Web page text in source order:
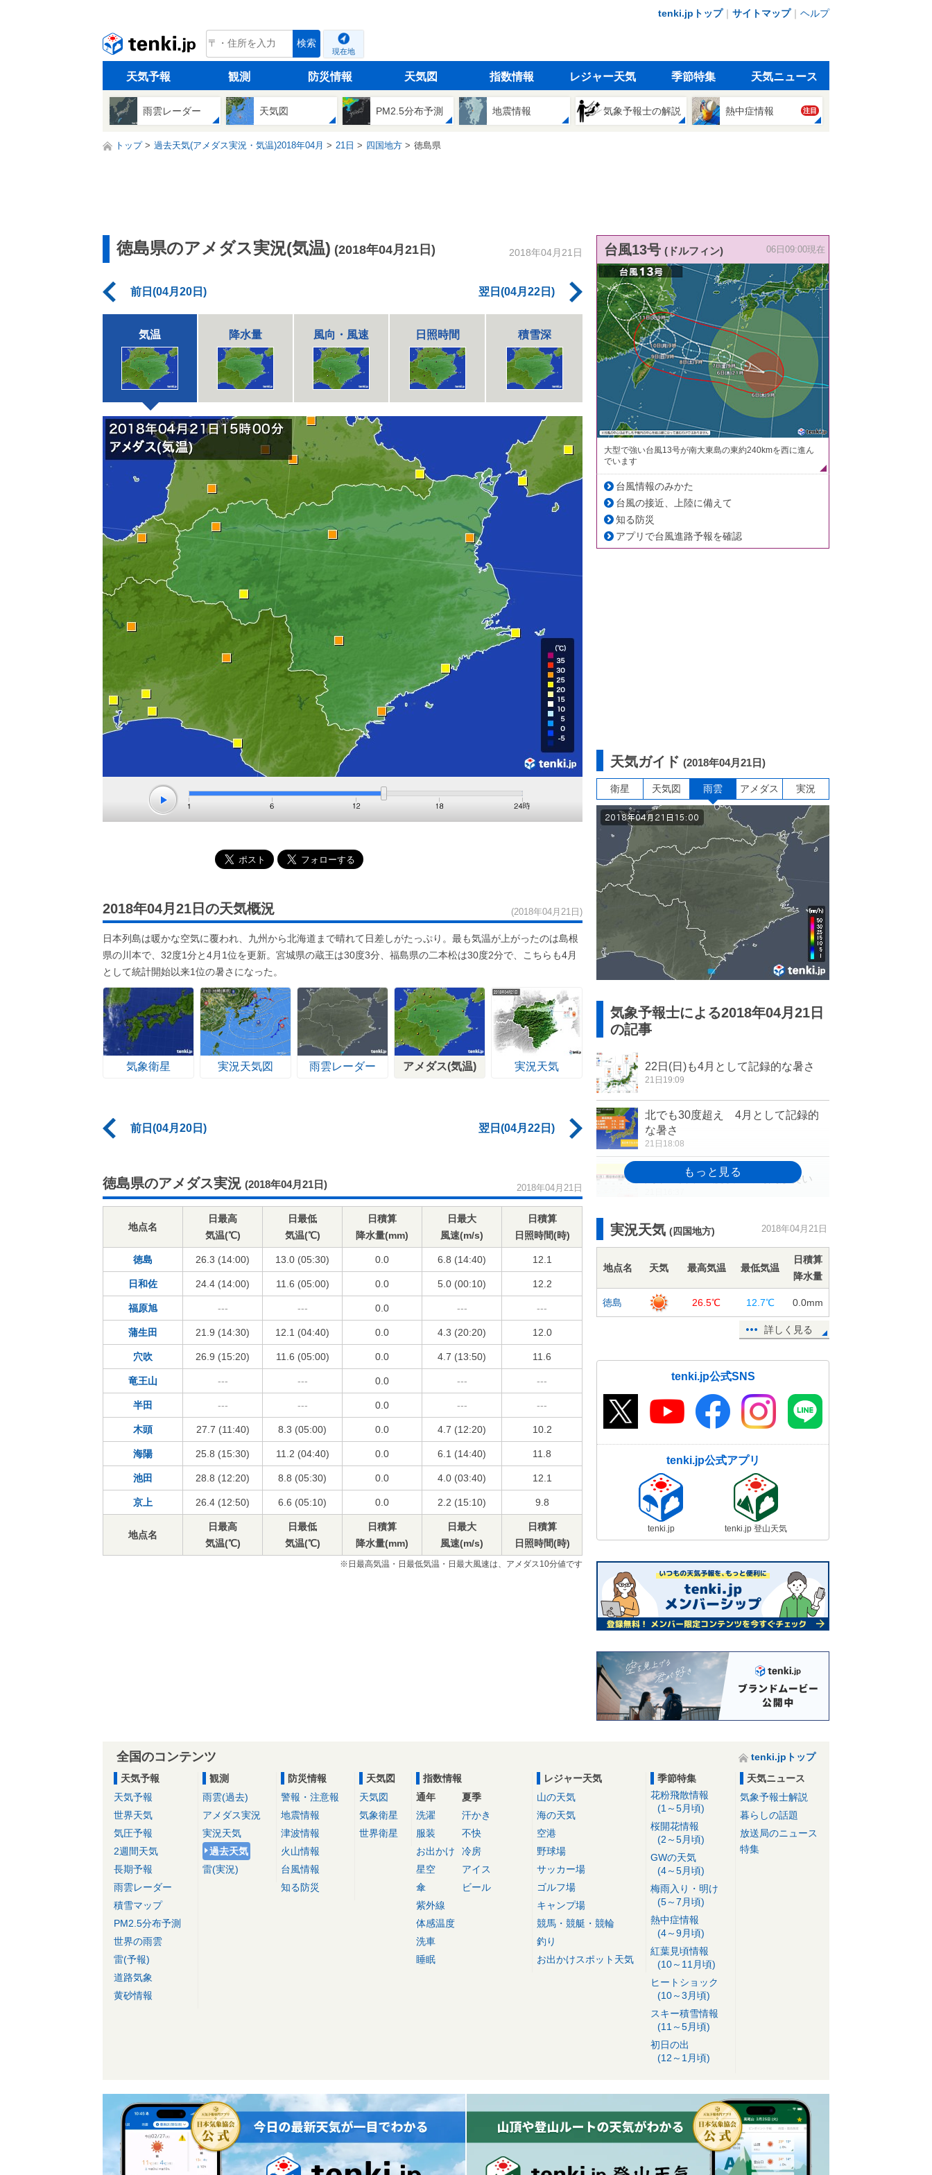
tenki.jpトップ｜ サイトマップ｜ ヘルプ
tenki.jp 検索
現在地
天気予報 観測 防災情報 天気図 指数情報 レジャー天気 季節特集 天気ニュース
雨雲レーダー 天気図 PM2.5分布予測 地震情報 気象予報士の解説 熱中症情報 注目
トップ 過去天気(アメダス実況・気温)2018年04月 21日 四国地方 徳島県
徳島県のアメダス実況(気温) (2018年04月21日) 2018年04月21日
前日(04月20日) 翌日(04月22日)
気温 降水量 風向・風速 日照時間 積雪深
2018年04月21日の天気概況 (2018年04月21日)
日本列島は暖かな空気に覆われ、九州から北海道まで晴れて日差しがたっぷり。最も気温が上がったのは島根
県の川本で、32度1分と4月1位を更新。宮城県の蔵王は30度3分、福島県の二本松は30度2分で、こちらも4月
として統計開始以来1位の暑さになった。
気象衛星 実況天気図 雨雲レーダー アメダス(気温) 実況天気
前日(04月20日) 翌日(04月22日)
徳島県のアメダス実況 (2018年04月21日) 2018年04月21日
地点名
日最高
気温(℃)
日最低
気温(℃)
日積算
降水量(mm)
日最大
風速(m/s)
日積算
日照時間(時)
徳島 26.3 (14:00) 13.0 (05:30) 0.0 6.8 (14:40) 12.1
日和佐 24.4 (14:00) 11.6 (05:00) 0.0 5.0 (00:10) 12.2
福原旭 --- --- 0.0 --- ---
蒲生田 21.9 (14:30) 12.1 (04:40) 0.0 4.3 (20:20) 12.0
穴吹 26.9 (15:20) 11.6 (05:00) 0.0 4.7 (13:50) 11.6
竜王山 --- --- 0.0 --- ---
半田 --- --- 0.0 --- ---
木頭 27.7 (11:40) 8.3 (05:00) 0.0 4.7 (12:20) 10.2
海陽 25.8 (15:30) 11.2 (04:40) 0.0 6.1 (14:40) 11.8
池田 28.8 (12:20) 8.8 (05:30) 0.0 4.0 (03:40) 12.1
京上 26.4 (12:50) 6.6 (05:10) 0.0 2.2 (15:10) 9.8
地点名
日最高
気温(℃)
日最低
気温(℃)
日積算
降水量(mm)
日最大
風速(m/s)
日積算
日照時間(時)
※日最高気温・日最低気温・日最大風速は、アメダス10分値です
台風13号 (ドルフィン) 06日09:00現在
大型で強い台風13号が南大東島の東約240kmを西に進ん
でいます
台風情報のみかた
台風の接近、上陸に備えて
知る防災
アプリで台風進路予報を確認
天気ガイド (2018年04月21日)
衛星 天気図 雨雲 アメダス 実況
気象予報士による2018年04月21日
の記事
22日(日)も4月として記録的な暑さ
21日19:09
北でも30度超え 4月として記録的
な暑さ
21日18:08
関東 日中25度以上の時間が長い
東海 「花の山」藤原岳に登る
21日16:06
兵庫県豊岡市 正午で既に30度
21日12:36
21日10:39
30度 真夏日続出 関東甲信は記録
的暑さ
21日08:59
実況天気 (四国地方) 2018年04月21日
地点名 天気 最高気温 最低気温
日積算
降水量
徳島 26.5℃ 12.7℃ 0.0mm
詳しく見る
tenki.jp公式SNS
tenki.jp公式アプリ
tenki.jp tenki.jp 登山天気
全国のコンテンツ
tenki.jpトップ
天気予報
天気予報
世界天気
気圧予報
2週間天気
長期予報
雨雲レーダー
積雪マップ
PM2.5分布予測
世界の雨雲
雷(予報)
道路気象
黄砂情報
観測
雨雲(過去)
アメダス実況
実況天気
過去天気
雷(実況)
防災情報
警報・注意報
地震情報
津波情報
火山情報
台風情報
知る防災
天気図
天気図
気象衛星
世界衛星
指数情報
通年
洗濯
服装
お出かけ
星空
傘
紫外線
体感温度
洗車
睡眠
夏季
汗かき
不快
冷房
アイス
ビール
レジャー天気
山の天気
海の天気
空港
野球場
サッカー場
ゴルフ場
キャンプ場
競馬・競艇・競輪
釣り
お出かけスポット天気
季節特集
花粉飛散情報
(1～5月頃)
桜開花情報
(2～5月頃)
GWの天気
(4～5月頃)
梅雨入り・明け
(5～7月頃)
熱中症情報
(4～9月頃)
紅葉見頃情報
(10～11月頃)
ヒートショック
(10～3月頃)
スキー積雪情報
(11～5月頃)
初日の出
(12～1月頃)
天気ニュース
気象予報士解説
暮らしの話題
放送局のニュース
特集